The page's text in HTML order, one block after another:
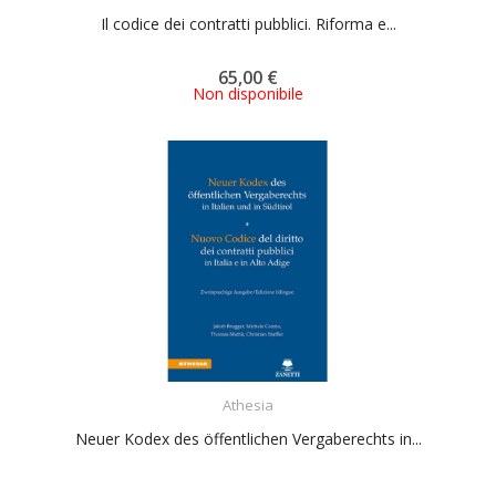
Il codice dei contratti pubblici. Riforma e...
65,00 €
Non disponibile
Athesia
Neuer Kodex des öffentlichen Vergaberechts in...